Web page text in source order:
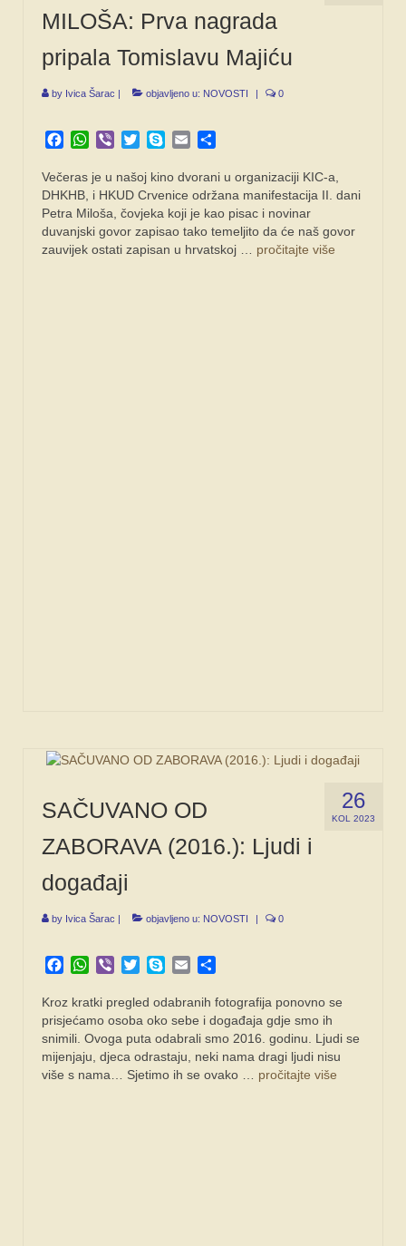
NAJAVE
SPONZORI
FORUM
MILOŠA: Prva nagrada
pripala Tomislavu Majiću
by Ivica Šarac objavljeno u: NOVOSTI 0
Facebook
WhatsApp
Viber TwitterSkypeEmail
Večeras je u našoj kino dvorani u organizaciji KIC-a,
DHKHB, i HKUD Crvenice održana manifestacija II. dani
Petra Miloša, čovjeka koji je kao pisac i novinar
duvanjski govor zapisao tako temeljito da će naš govor
zauvijek ostati zapisan u hrvatskoj … pročitajte više
26
KOL 2023
SAČUVANO OD
ZABORAVA (2016.): Ljudi i
događaji
by Ivica Šarac | objavljeno u: NOVOSTI | 0
Facebook
WhatsApp
Viber TwitterSkypeEmail
Kroz kratki pregled odabranih fotografija ponovno se
prisjećamo osoba oko sebe i događaja gdje smo ih
snimili. Ovoga puta odabrali smo 2016. godinu. Ljudi se
mijenjaju, djeca odrastaju, neki nama dragi ljudi nisu
više s nama… Sjetimo ih se ovako … pročitajte više